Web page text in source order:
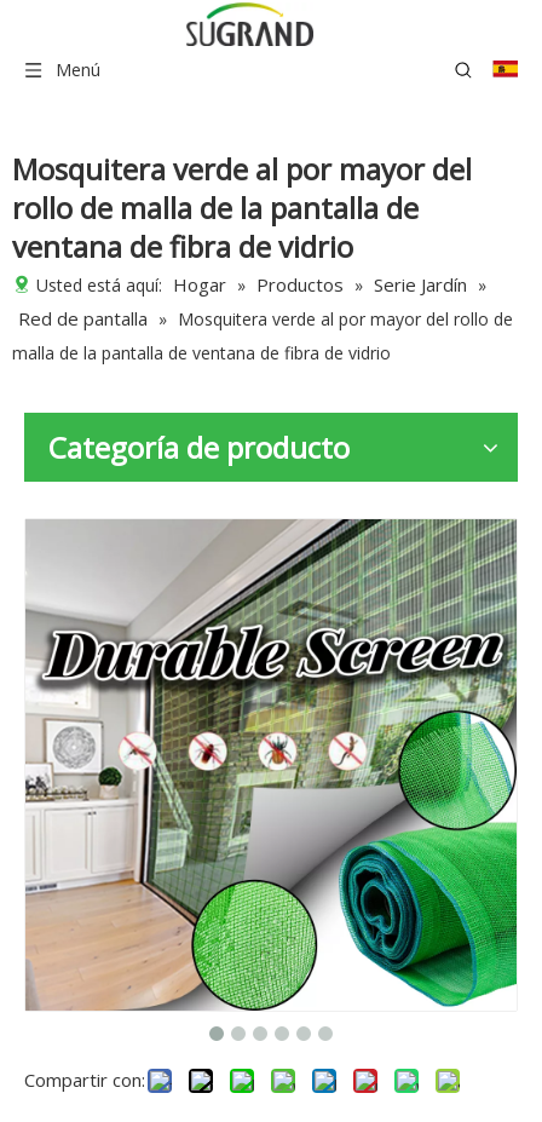
Menú
Mosquitera verde al por mayor del
rollo de malla de la pantalla de
ventana de fibra de vidrio
Usted está aquí: Hogar » Productos » Serie Jardín »
Red de pantalla » Mosquitera verde al por mayor del rollo de
malla de la pantalla de ventana de fibra de vidrio
Categoría de producto
Compartir con: